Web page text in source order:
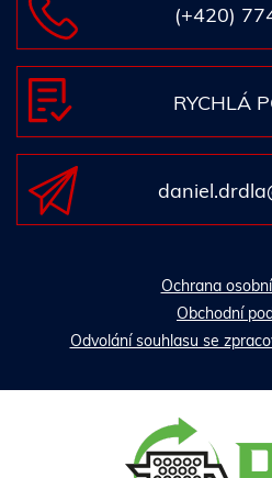
(+420)
RYCHLÁ
Ochrana
Obchodní
Odvolání souhlasu se